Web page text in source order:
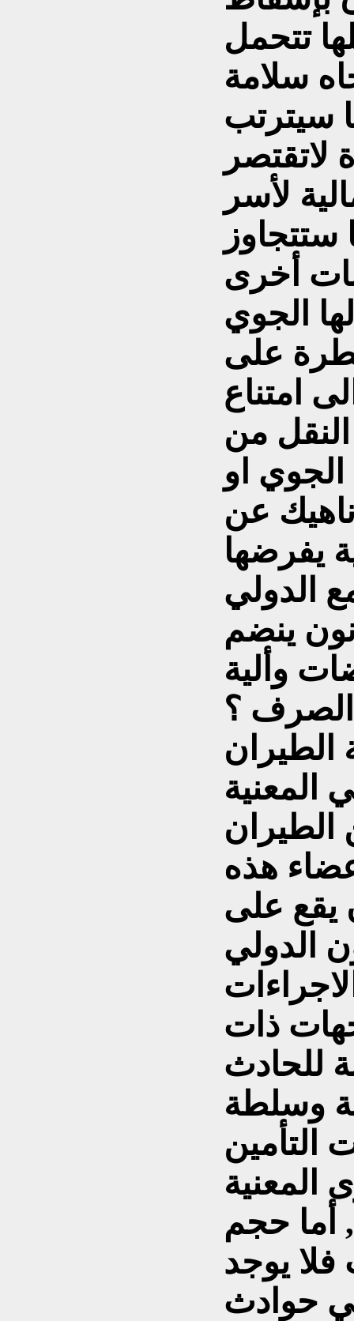
تتحمل
سلامة
سيترتب
لاتقتصر
لأسر
ستتجاوز
أخرى
الجوي
على
امتناع
من
او
عن
يفرضها
ينضم
وألية
الصرف ؟
الطيران
المعنية
الطيران
هذه
يقع على
الدولي
ذات
للحادث
وسلطة
التأمين
المعنية
أما حجم
يوجد
حوادث